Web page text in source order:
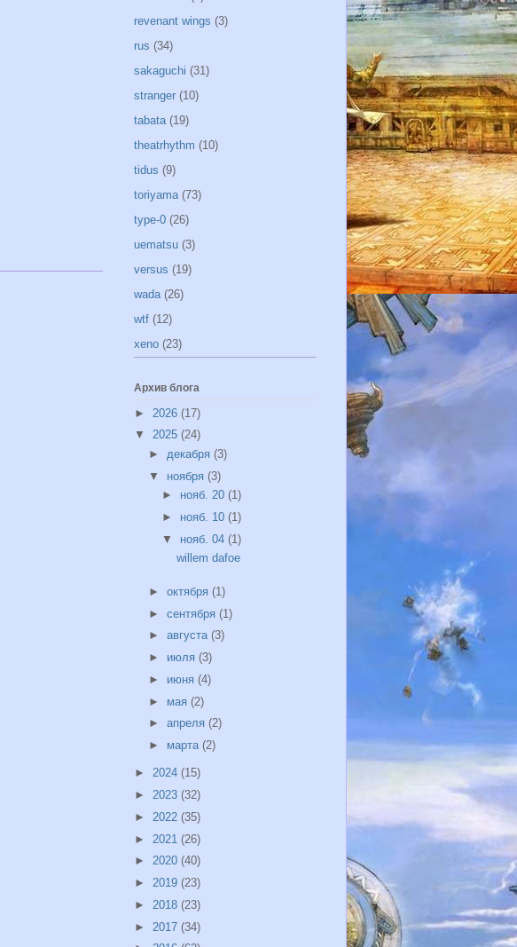
revenant wings (3)
rus (34)
sakaguchi (31)
stranger (10)
tabata (19)
theatrhythm (10)
tidus (9)
toriyama (73)
type-0 (26)
uematsu (3)
versus (19)
wada (26)
wtf (12)
xeno (23)
Архив блога
► 2026 (17)
▼ 2025 (24)
► декабря (3)
▼ ноября (3)
► нояб. 20(1)
► нояб. 10(1)
▼ нояб. 04(1)
willem dafoe
► октября (1)
► сентября (1)
► августа (3)
► июля (3)
► июня (4)
► мая (2)
► апреля (2)
► марта (2)
► 2024 (15)
► 2023 (32)
► 2022 (35)
► 2021 (26)
► 2020 (40)
► 2019 (23)
► 2018 (23)
► 2017 (34)